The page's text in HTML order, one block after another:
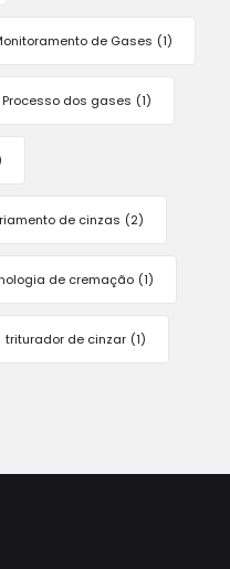
de Gases (1)
Processo dos gases (1)
de cinzas (2)
de cremação (1)
triturador de cinzar (1)